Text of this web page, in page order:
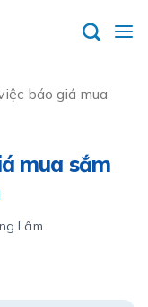
báo giá mua
mua sắm
Lâm